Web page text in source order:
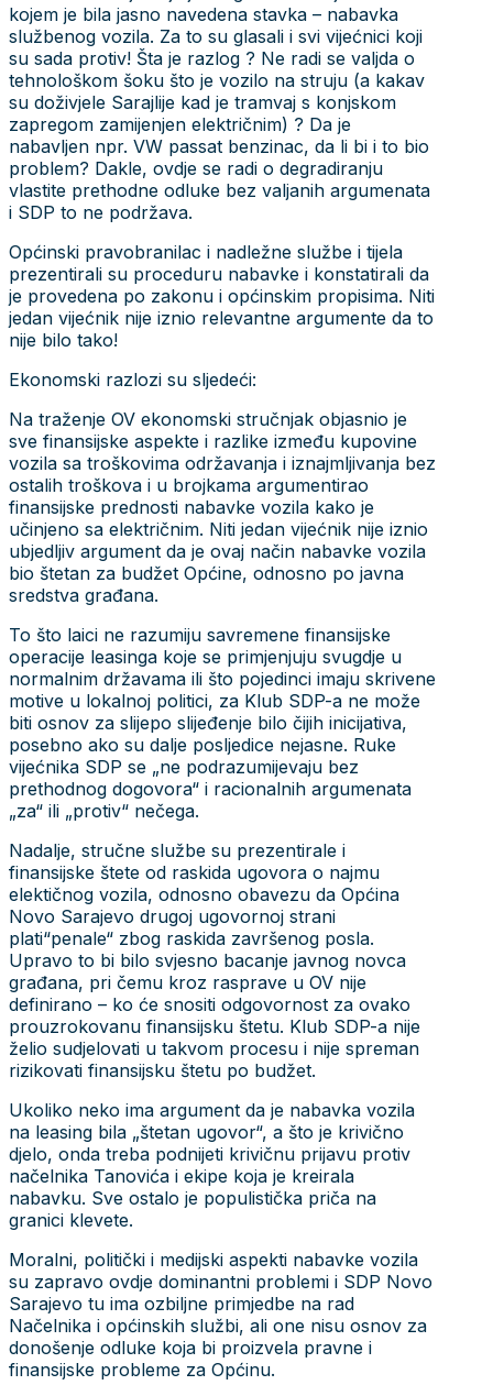
kojem je bila jasno navedena stavka – nabavka
službenog vozila. Za to su glasali i svi vijećnici koji
su sada protiv! Šta je razlog ? Ne radi se valjda o
tehnološkom šoku što je vozilo na struju (a kakav
su doživjele Sarajlije kad je tramvaj s konjskom
zapregom zamijenjen električnim) ? Da je
nabavljen npr. VW passat benzinac, da li bi i to bio
problem? Dakle, ovdje se radi o degradiranju
vlastite prethodne odluke bez valjanih argumenata
i SDP to ne podržava.
Općinski pravobranilac i nadležne službe i tijela
prezentirali su proceduru nabavke i konstatirali da
je provedena po zakonu i općinskim propisima. Niti
jedan vijećnik nije iznio relevantne argumente da to
nije bilo tako!
Ekonomski razlozi su sljedeći:
Na traženje OV ekonomski stručnjak objasnio je
sve finansijske aspekte i razlike između kupovine
vozila sa troškovima održavanja i iznajmljivanja bez
ostalih troškova i u brojkama argumentirao
finansijske prednosti nabavke vozila kako je
učinjeno sa električnim. Niti jedan vijećnik nije iznio
ubjedljiv argument da je ovaj način nabavke vozila
bio štetan za budžet Općine, odnosno po javna
sredstva građana.
To što laici ne razumiju savremene finansijske
operacije leasinga koje se primjenjuju svugdje u
normalnim državama ili što pojedinci imaju skrivene
motive u lokalnoj politici, za Klub SDP-a ne može
biti osnov za slijepo slijeđenje bilo čijih inicijativa,
posebno ako su dalje posljedice nejasne. Ruke
vijećnika SDP se „ne podrazumijevaju bez
prethodnog dogovora“ i racionalnih argumenata
„za“ ili „protiv“ nečega.
Nadalje, stručne službe su prezentirale i
finansijske štete od raskida ugovora o najmu
elektičnog vozila, odnosno obavezu da Općina
Novo Sarajevo drugoj ugovornoj strani
plati“penale“ zbog raskida završenog posla.
Upravo to bi bilo svjesno bacanje javnog novca
građana, pri čemu kroz rasprave u OV nije
definirano – ko će snositi odgovornost za ovako
prouzrokovanu finansijsku štetu. Klub SDP-a nije
želio sudjelovati u takvom procesu i nije spreman
rizikovati finansijsku štetu po budžet.
Ukoliko neko ima argument da je nabavka vozila
na leasing bila „štetan ugovor“, a što je krivično
djelo, onda treba podnijeti krivičnu prijavu protiv
načelnika Tanovića i ekipe koja je kreirala
nabavku. Sve ostalo je populistička priča na
granici klevete.
Moralni, politički i medijski aspekti nabavke vozila
su zapravo ovdje dominantni problemi i SDP Novo
Sarajevo tu ima ozbiljne primjedbe na rad
Načelnika i općinskih službi, ali one nisu osnov za
donošenje odluke koja bi proizvela pravne i
finansijske probleme za Općinu.